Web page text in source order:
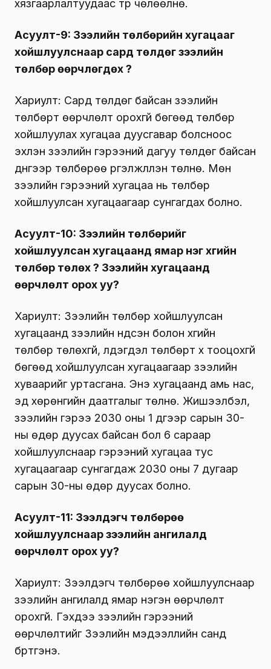
хязгаарлалтуудаас түр чөлөөлнө.
Асуулт-9: Зээлийн төлбөрийн хугацааг
хойшлуулснаар сард төлдөг зээлийн
төлбөр өөрчлөгдөх үү?
Хариулт: Сард төлдөг байсан зээлийн
төлбөрт өөрчлөлт орохгүй бөгөөд төлбөр
хойшлуулах хугацаа дуусгавар болсноос
эхлэн зээлийн гэрээний дагуу төлдөг байсан
дүнгээр төлбөрөө үргэлжлүүлэн төлнө. Мөн
зээлийн гэрээний хугацаа нь төлбөр
хойшлуулсан хугацаагаар сунгагдах болно.
Асуулт-10: Зээлийн төлбөрийг
хойшлуулсан хугацаанд ямар нэг хүүгийн
төлбөр төлөх үү? Зээлийн хугацаанд
өөрчлөлт орох уу?
Хариулт: Зээлийн төлбөр хойшлуулсан
хугацаанд зээлийн үндсэн болон хүүгийн
төлбөр төлөхгүй, үлдэгдэл төлбөрт хүү тооцохгүй
бөгөөд хойшлуулсан хугацаагаар зээлийн
хуваарийг уртасгана. Энэ хугацаанд амь нас,
эд хөрөнгийн даатгалыг төлнө. Жишээлбэл,
зээлийн гэрээ 2030 оны 1 дүгээр сарын 30-
ны өдөр дуусах байсан бол 6 сараар
хойшлуулснаар гэрээний хугацаа тус
хугацаагаар сунгагдаж 2030 оны 7 дугаар
сарын 30-ны өдөр дуусах болно.
Асуулт-11: Зээлдэгч төлбөрөө
хойшлуулснаар зээлийн ангилалд
өөрчлөлт орох уу?
Хариулт: Зээлдэгч төлбөрөө хойшлуулснаар
зээлийн ангилалд ямар нэгэн өөрчлөлт
орохгүй. Гэхдээ зээлийн гэрээний
өөрчлөлтийг Зээлийн мэдээллийн санд
бүртгэнэ.